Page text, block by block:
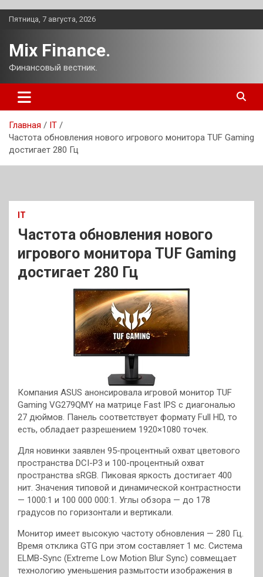
Перейти
Пятница, 7 августа, 2026
Mix Finance.
Финансовый вестник.
Главная
IT
Частота обновления нового игрового монитора TUF Gaming
достигает 280 Гц
IT
Частота обновления нового
игрового монитора TUF Gaming
достигает 280 Гц
Компания ASUS анонсировала игровой монитор TUF
Gaming VG279QMY на матрице Fast IPS с диагональю
27 дюймов. Панель соответствует формату Full HD, то
есть, обладает разрешением 1920×1080 точек.
Для новинки заявлен 95-процентный охват цветового
пространства DCI-P3 и 100-процентный охват
пространства sRGB. Пиковая яркость достигает 400
нит. Значения типовой и динамической контрастности
— 1000:1 и 100 000 000:1. Углы обзора — до 178
градусов по горизонтали и вертикали.
Монитор имеет высокую частоту обновления — 280 Гц.
Время отклика GTG при этом составляет 1 мс. Система
ELMB-Sync (Extreme Low Motion Blur Sync) совмещает
технологию уменьшения размытости изображения в